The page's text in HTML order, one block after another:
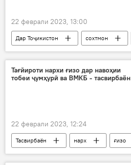
22 феврали 2023, 13:00
Дар Тоҷикистон сохтмон
Саноат
семент Ёвон
Тағйироти нархи ғизо дар навоҳии
тобеи ҷумҳурӣ ва ВМКБ - тасвирбаён
22 феврали 2023, 12:24
Тасвирбаён нарх
ғизо
ноҳия
орд биринҷӣ